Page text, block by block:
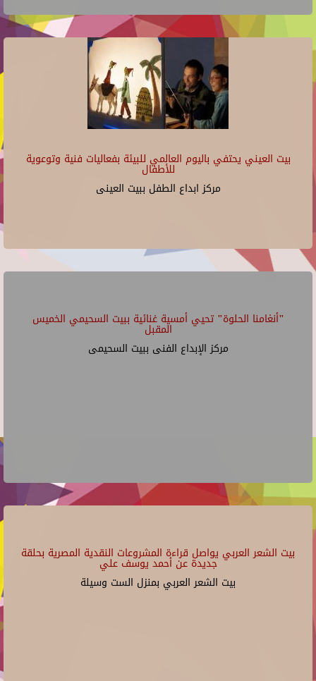
بيت العيني يحتفي باليوم العالمي للبيئة بفعاليات فنية وتوعوية
للأطفال
مركز ابداع الطفل ببيت العينى
"أنغامنا الحلوة" تحيي أمسية غنائية ببيت السحيمي الخميس
المقبل
مركز الإبداع الفنى ببيت السحيمى
بيت الشعر العربي يواصل قراءة المشروعات النقدية المصرية بحلقة
جديدة عن أحمد يوسف علي
بيت الشعر العربي بمنزل الست وسيلة